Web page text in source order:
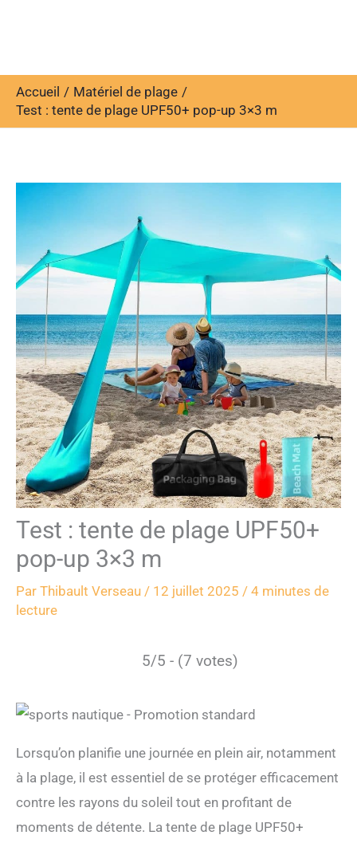
Accueil
Matériel de plage
Test : tente de plage UPF50+ pop-up 3×3 m
Test : tente de plage UPF50+
pop-up 3×3 m
Par Thibault Verseau / 12 juillet 2025 / 4 minutes de
lecture
5/5 - (7 votes)
Lorsqu’on planifie une journée en plein air, notamment
à la plage, il est essentiel de se protéger efficacement
contre les rayons du soleil tout en profitant de
moments de détente. La tente de plage UPF50+